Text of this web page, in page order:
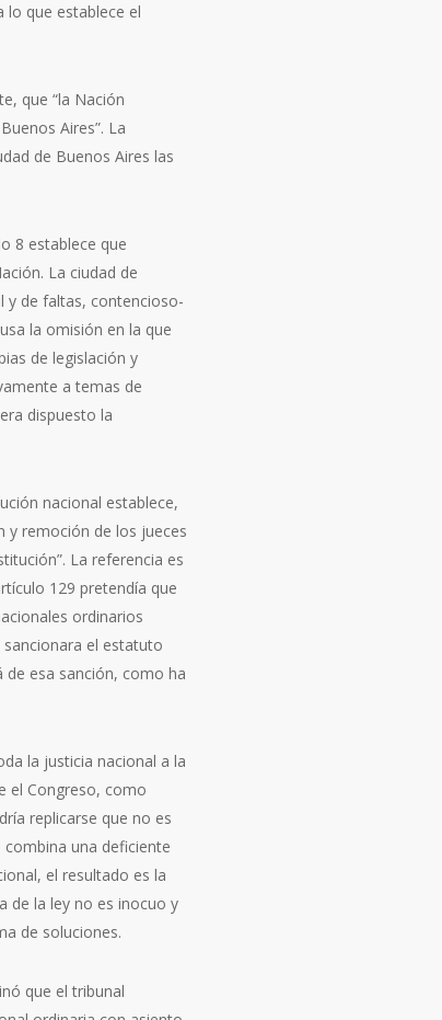
que establece el
que “la Nación
Aires”. La
de Buenos Aires las
8 establece que
La ciudad de
y de faltas, contencioso-
la omisión en la que
de legislación y
a temas de
dispuesto la
nacional establece,
y remoción de los jueces
La referencia es
129 pretendía que
ordinarios
el estatuto
de esa sanción, como ha
la justicia nacional a la
el Congreso, como
replicarse que no es
una deficiente
el resultado es la
de la ley no es inocuo y
de soluciones.
que el tribunal